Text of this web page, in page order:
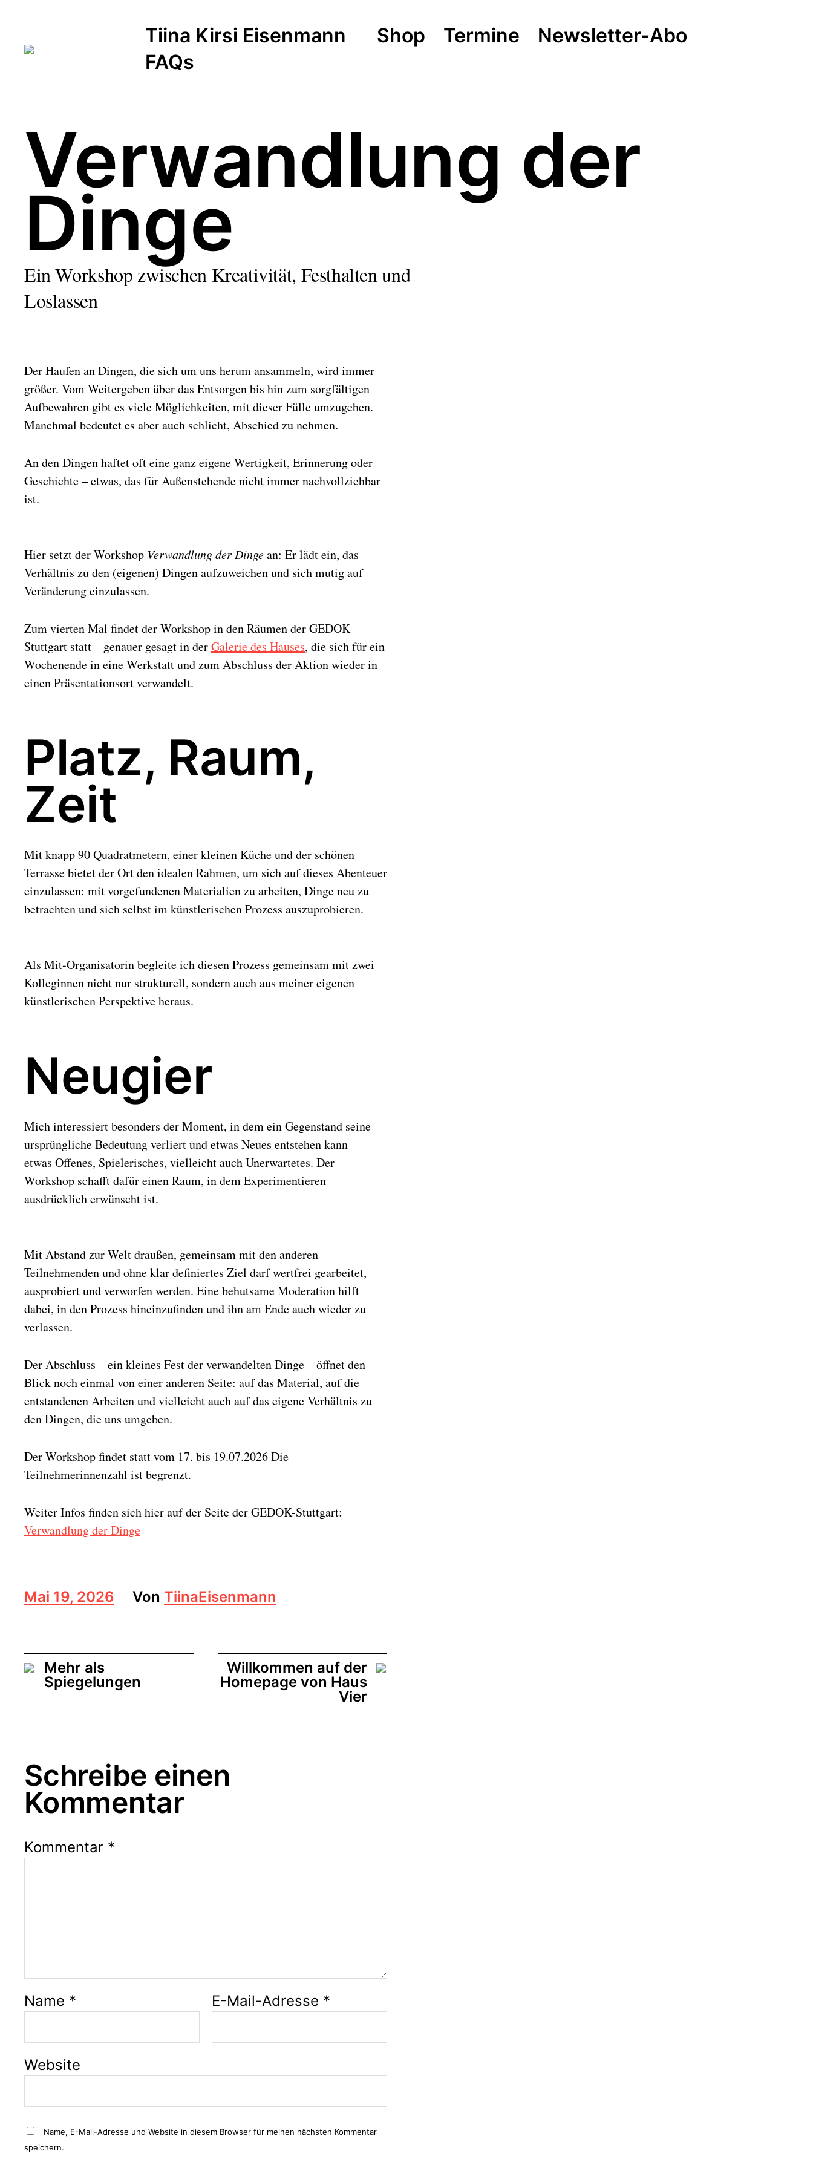
Tiina Kirsi Eisenmann Shop Termine
Newsletter-Abo
FAQs
Verwandlung der
Dinge
Ein Workshop zwischen Kreativität, Festhalten und
Loslassen
Der Haufen an Dingen, die sich um uns herum ansammeln, wird immer
größer. Vom Weitergeben über das Entsorgen bis hin zum sorgfältigen
Aufbewahren gibt es viele Möglichkeiten, mit dieser Fülle umzugehen.
Manchmal bedeutet es aber auch schlicht, Abschied zu nehmen.
An den Dingen haftet oft eine ganz eigene Wertigkeit, Erinnerung oder
Geschichte – etwas, das für Außenstehende nicht immer nachvollziehbar
ist.
Hier setzt der Workshop Verwandlung der Dingean: Er lädt ein, das
Verhältnis zu den (eigenen) Dingen aufzuweichen und sich mutig auf
Veränderung einzulassen.
Zum vierten Mal findet der Workshop in den Räumen der GEDOK
Stuttgart statt – genauer gesagt in derGalerie des Hauses, die sich für ein
Wochenende in eine Werkstatt und zum Abschluss der Aktion wieder in
einen Präsentationsort verwandelt.
Platz, Raum,
Zeit
Mit knapp 90 Quadratmetern, einer kleinen Küche und der schönen
Terrasse bietet der Ort den idealen Rahmen, um sich auf dieses Abenteuer
einzulassen: mit vorgefundenen Materialien zu arbeiten, Dinge neu zu
betrachten und sich selbst im künstlerischen Prozess auszuprobieren.
Als Mit-Organisatorin begleite ich diesen Prozess gemeinsam mit zwei
Kolleginnen nicht nur strukturell, sondern auch aus meiner eigenen
künstlerischen Perspektive heraus.
Neugier
Mich interessiert besonders der Moment, in dem ein Gegenstand seine
ursprüngliche Bedeutung verliert und etwas Neues entstehen kann –
etwas Offenes, Spielerisches, vielleicht auch Unerwartetes. Der
Workshop schafft dafür einen Raum, in dem Experimentieren
ausdrücklich erwünscht ist.
Mit Abstand zur Welt draußen, gemeinsam mit den anderen
Teilnehmenden und ohne klar definiertes Ziel darf wertfrei gearbeitet,
ausprobiert und verworfen werden. Eine behutsame Moderation hilft
dabei, in den Prozess hineinzufinden und ihn am Ende auch wieder zu
verlassen.
Der Abschluss – ein kleines Fest der verwandelten Dinge – öffnet den
Blick noch einmal von einer anderen Seite: auf das Material, auf die
entstandenen Arbeiten und vielleicht auch auf das eigene Verhältnis zu
den Dingen, die uns umgeben.
Der Workshop findet statt vom 17. bis 19.07.2026 Die
Teilnehmerinnenzahl ist begrenzt.
Weiter Infos finden sich hier auf der Seite der GEDOK-Stuttgart:
Verwandlung der Dinge
B
e
r
a
g
Mai 19, 2026 Von TiinaEisenmann
Mehr als
Spiegelungen
Willkommen auf der
Homepage von Haus
Vier
Schreibe einen
Kommentar
Kommentar *
Name * E-Mail-Adresse *
Website
Name, E-Mail-Adresse und Website in diesem Browser für meinen nächsten Kommentar
speichern.